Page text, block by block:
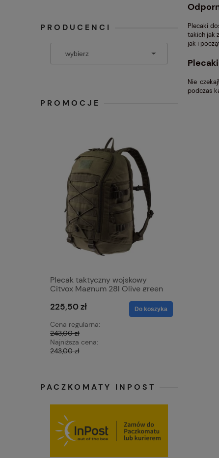
PRODUCENCI
PROMOCJE
Plecak taktyczny wojskowy
Cityox Magnum 28l Olive green
225,50 zł
Cena regularna:
243,00 zł
Najniższa cena:
243,00 zł
Do koszyka
PACZKOMATY INPOST
Plecaki
takich jak
jak i
Nie
podczas